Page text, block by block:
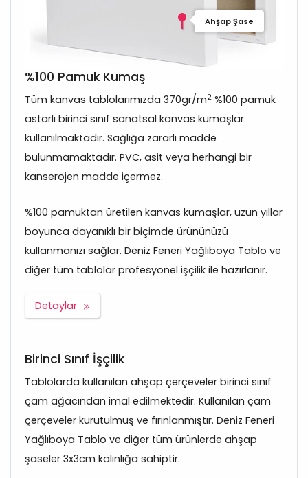
Ahşap Şase
%100 Pamuk Kumaş
Tüm kanvas tablolarımızda 370gr/m2 %100 pamuk
astarlı birinci sınıf sanatsal kanvas kumaşlar
kullanılmaktadır. Sağlığa zararlı madde
bulunmamaktadır. PVC, asit veya herhangi bir
kanserojen madde içermez.
%100 pamuktan üretilen kanvas kumaşlar, uzun yıllar
boyunca dayanıklı bir biçimde ürününüzü
kullanmanızı sağlar. Deniz Feneri Yağlıboya Tablo ve
diğer tüm tablolar profesyonel işçilik ile hazırlanır.
Detaylar
Birinci Sınıf İşçilik
Tablolarda kullanılan ahşap çerçeveler birinci sınıf
çam ağacından imal edilmektedir. Kullanılan çam
çerçeveler kurutulmuş ve fırınlanmıştır. Deniz Feneri
Yağlıboya Tablo ve diğer tüm ürünlerde ahşap
şaseler 3x3cm kalınlığa sahiptir.